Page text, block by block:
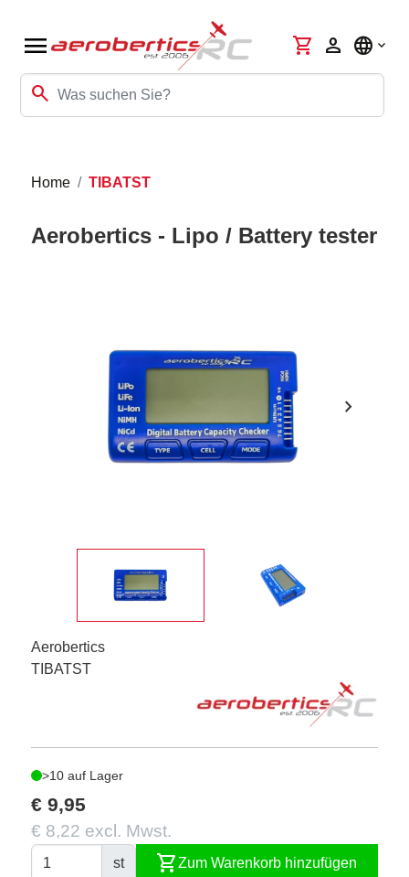
menu
search
shopping_cart person language
Home TIBATST
Aerobertics - Lipo / Battery tester
chevron_right
Aerobertics
TIBATST
>10 auf Lager
€ 9,95
€ 8,22 excl. Mwst.
st shopping_cartZum Warenkorb hinzufügen